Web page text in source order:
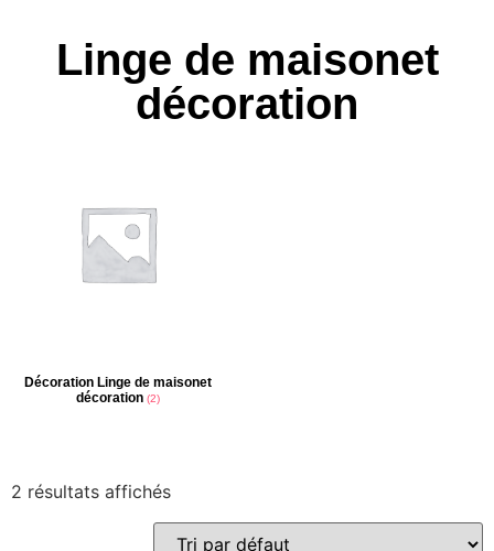
Linge de maisonet
décoration
Décoration Linge de maisonet
décoration (2)
2 résultats affichés